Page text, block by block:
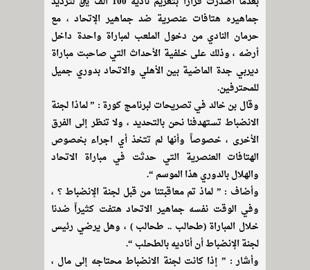
جماهيره هتافات عنصرية ضد جماهير الإتحاد ، مع
حرمان النادي من دخول الملعب لمباراة واحدة داخل
أرضه ، وذلك على خلفية الأحداث التي صاحبت مباراة
ديربي جدة الماضية بين الأهلي والاتحاد بدوري جميل
للمحترفين.
وقال بن خالد في تصريحات لبرنامج كورة : ” لماذا لجنة
الانضباط تستهدفنا نحن بالتحديد ، ولا تنظر إلى الفرق
الأخرى ، خصوصاً وأنها لم تتخذ أي اجراء بخصوص
الهتافات العنصرية التي حدثت في مباراة الاتحاد
والهلال بالدوري هذا الموسم “.
وأضاف : ” لماذ تم معاقبتنا من قبل لجنة الإنضباط ؟ ،
وفي الوقت نفسه جماهير الاتحاد هتفت كثيراً ضدنا
خلال المباراة (طحالب .. طحالب ) ، وهل يرضي رئيس
لجنة الإنضباط أن أناديه بالطحلب “.
وأشار : ” إذا كانت لجنة الانضباط محتاجه إلى مال ،